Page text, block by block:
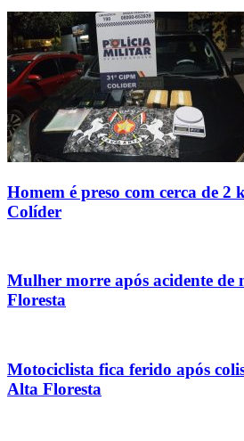
Homem é preso com cerca de 2
Colíder
Mulher morre após acidente de
Floresta
Motociclista fica ferido após
Alta Floresta